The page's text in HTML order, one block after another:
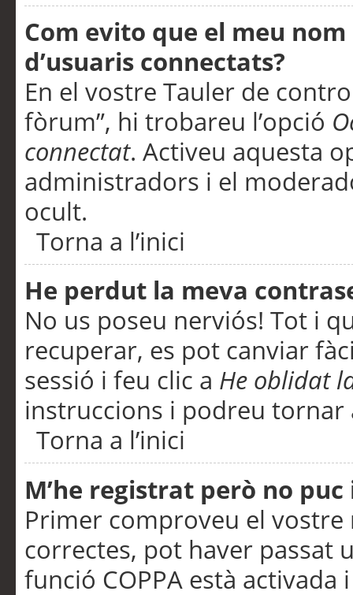
Com evito que el meu
d’usuaris connectats?
En el vostre Tauler de
fòrum”, hi trobareu l’opció
connectat. Activeu aquesta
administradors i el
ocult.
Torna a l’inici
He perdut la meva
No us poseu nerviós! Tot i
recuperar, es pot canviar
sessió i feu clic a He oblidat
instruccions i podreu tornar
Torna a l’inici
M’he registrat però no
Primer comproveu el vostre
correctes, pot haver passat
funció COPPA està